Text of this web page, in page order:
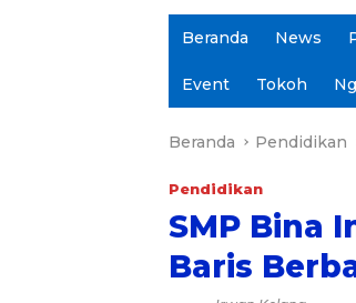
Beranda News
Event Tokoh
Beranda Pendidikan
Pendidikan
SMP Bina
Baris